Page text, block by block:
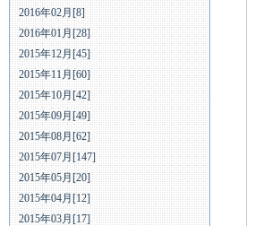
2016年02月[8]
2016年01月[28]
2015年12月[45]
2015年11月[60]
2015年10月[42]
2015年09月[49]
2015年08月[62]
2015年07月[147]
2015年05月[20]
2015年04月[12]
2015年03月[17]